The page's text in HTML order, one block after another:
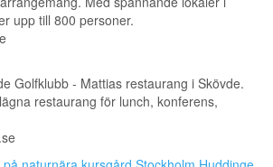
upp till 800 personer.
Golfklubb - Mattias restaurang i Skövde.
restaurang för lunch, konferens,